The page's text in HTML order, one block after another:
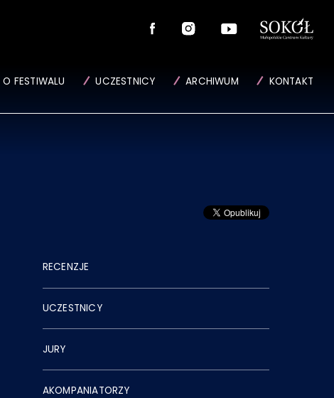
O FESTIWALU UCZESTNICY ARCHIWUM KONTAKT
RECENZJE
UCZESTNICY
JURY
AKOMPANIATORZY